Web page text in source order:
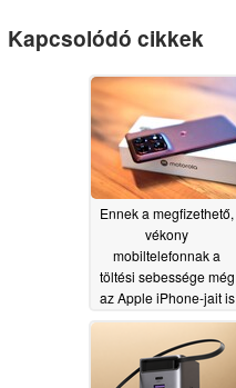
Kapcsolódó cikkek
Ennek a megfizethető,
vékony
mobiltelefonnak a
töltési sebessége még
az Apple iPhone-jait is
megszégyeníti
07/15/2026